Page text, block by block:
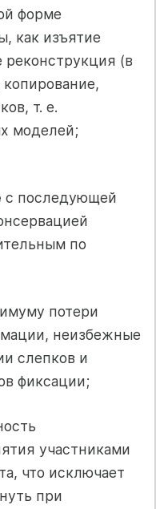
форме
как изъятие
реконструкция (в
т. е.
моделей;
с последующей
по
потери
неизбежные
слепков и
фиксации;
участниками
что исключает
при